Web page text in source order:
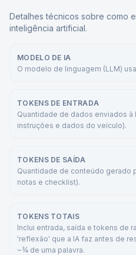
Detalhes técnicos sobre como
inteligência artificial.
MODELO DE IA
O modelo de linguagem (LLM)
TOKENS DE ENTRADA
Quantidade de dados enviados
instruções e dados do veículo).
TOKENS DE SAÍDA
Quantidade de conteúdo gerado
notas e checklist).
TOKENS TOTAIS
Inclui entrada, saída e tokens de
'reflexão' que a IA faz antes de
~¾ de uma palavra.